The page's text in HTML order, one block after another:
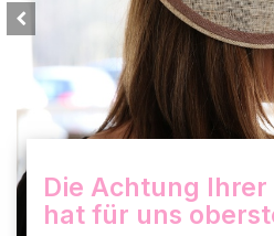
Die Achtung
hat für uns